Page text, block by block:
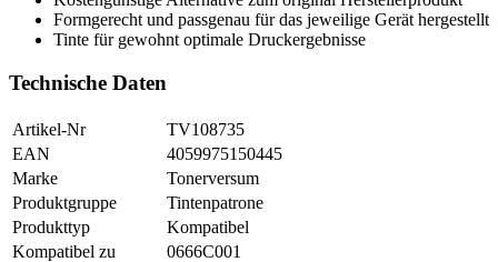
Formgerecht und passgenau für das jeweilige Gerät hergestellt
Tinte für gewohnt optimale Druckergebnisse
Technische Daten
Artikel-Nr
TV108735
EAN
4059975150445
Marke
Tonerversum
Produktgruppe
Tintenpatrone
Produkttyp
Kompatibel
Kompatibel zu
0666C001